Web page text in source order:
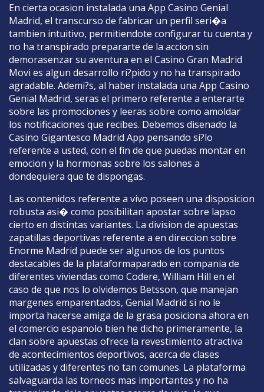
En cierta ocasion instalada una App Casino Genial
Madrid, el transcurso de fabricar un perfil seri�a
tambien intuitivo, permitiendote configurar tu cuenta y
no ha transpirado prepararte de la accion sin
demorasenzar su aventura en el Casino Gran Madrid
Movi es algun desarrollo ri?pido y no ha transpirado
agradable. Ademi?s, al haber instalada una App Casino
Genial Madrid, seras el primero referente a enterarte
sobre las promociones y leeras sobre como amoldar
los notificaciones que recibes. Debemos disenado la
Casino Gigantesco Madrid App pensando si?lo
referente a usted, con el fin de que puedas montar en
emocion y la hormonas sobre los salones a
dondequiera que te dispongas.
Las contenidos referente a vivo poseen una disposicion
robusta asi� como posibilitan apostar sobre lapso
cierto en distintas variantes. La division de apuestas
zapatillas deportivas referente a en direccion sobre
Enorme Madrid puede ser algunos de los puntos
destacables de la plataformaparado en compania de
diferentes viviendas como Codere, William Hill en el
caso de que nos lo olvidemos Betsson, que manejan
margenes emparentados, Genial Madrid si no le
importa hacerse amiga de la grasa posiciona ahora en
el comercio espanolo bien he dicho primeramente, la
clan sobre apuestas ofrece la revestimiento atractiva
de acontecimientos deportivos, acerca de clases
utilizadas y diferentes no tan comunes. La plataforma
salvaguarda las torneos mas importantes y no ha